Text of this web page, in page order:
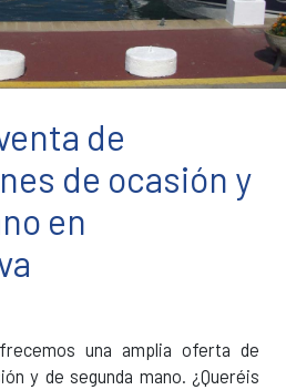
de
de ocasión y
en
una amplia oferta de
y de segunda mano. ¿Queréis